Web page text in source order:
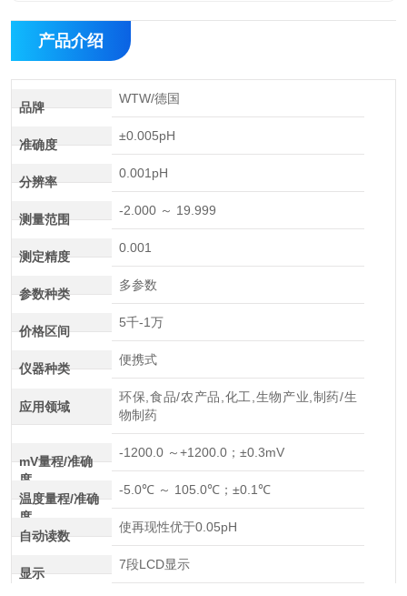
产品介绍
品牌
WTW/德国
准确度
±0.005pH
分辨率
0.001pH
测量范围
-2.000 ～ 19.999
测定精度
0.001
参数种类
多参数
价格区间
5千-1万
仪器种类
便携式
应用领域
环保,食品/农产品,化工,生物产业,制药/生
物制药
mV量程/准确
度
-1200.0 ～+1200.0；±0.3mV
温度量程/准确
度
-5.0℃ ～ 105.0℃；±0.1℃
自动读数
使再现性优于0.05pH
显示
7段LCD显示